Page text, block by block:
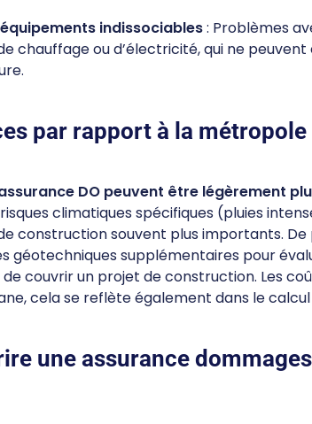
indissociables: Problèmes
chauffage ou d’électricité, qui ne
par rapport à la métropole
DO peuvent être légèrement
climatiques spécifiques (pluies
construction souvent plus importants. De
géotechniques supplémentaires pour
couvrir un projet de construction. Les
cela se reflète également dans le
une assurance